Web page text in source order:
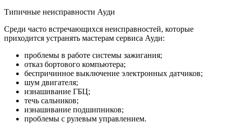
Типичные неисправности Ауди
Среди часто встречающихся неисправностей, которые
приходится устранять мастерам сервиса Ауди:
проблемы в работе системы зажигания;
отказ бортового компьютера;
беспричинное выключение электронных датчиков;
шум двигателя;
изнашивание ГБЦ;
течь сальников;
изнашивание подшипников;
проблемы с рулевым управлением.